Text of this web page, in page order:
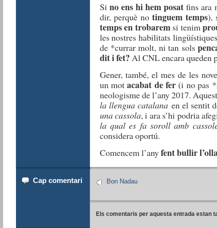
Si no ens hi hem posat fins ara
dir, perquè notinguem temps),
temps en trobarem si tenim
les nostres habilitats
de *currar molt, ni tan sols
dit i fet? Al CNL encara queden
Gener, també, el mes de les
un motacabat de fer (i no pas
neologisme de l’any 2017.
la llengua catalana en el sentit
una cassola, i ara s’hi podria
la qual es fa soroll amb
considera oportú.
Comencem l’anyfent bullir
Cap comentari Bon Nadau
Els comentaris per aquesta entrada estan